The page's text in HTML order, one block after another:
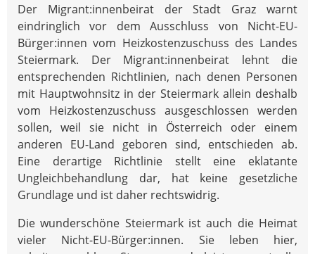
Der Migrant:innenbeirat der Stadt Graz warnt
eindringlich vor dem Ausschluss von Nicht-EU-
Bürger:innen vom Heizkostenzuschuss des Landes
Steiermark. Der Migrant:innenbeirat lehnt die
entsprechenden Richtlinien, nach denen Personen
mit Hauptwohnsitz in der Steiermark allein deshalb
vom Heizkostenzuschuss ausgeschlossen werden
sollen, weil sie nicht in Österreich oder einem
anderen EU-Land geboren sind, entschieden ab.
Eine derartige Richtlinie stellt eine eklatante
Ungleichbehandlung dar, hat keine gesetzliche
Grundlage und ist daher rechtswidrig.
Die wunderschöne Steiermark ist auch die Heimat
vieler Nicht-EU-Bürger:innen. Sie leben hier,